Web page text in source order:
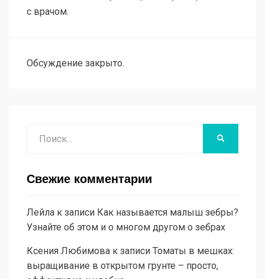
с врачом.
Обсуждение закрыто.
Свежие комментарии
Лейла к записи Как называется малыш зебры?
Узнайте об этом и о многом другом о зебрах
Ксения Любимова к записи Томаты в мешках:
выращивание в открытом грунте – просто,